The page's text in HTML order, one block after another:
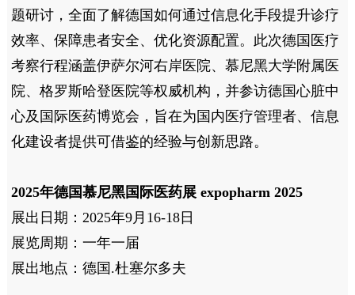
题研讨，全面了解德国如何通过信息化手段提升诊疗
效率、保障患者安全、优化资源配置。此次德国医疗
考察行程涵盖伊萨尔河右岸医院、慕尼黑大学附属医
院、格罗斯哈登医院等权威机构，并参访德国心脏中
心及国际医药博览会，旨在为国内医疗管理者、信息
化建设者提供可借鉴的经验与创新思路。
2025年德国慕尼黑国际医药展 expopharm 2025
展出日期：2025年9月16-18日
展览周期：一年一届
展出地点：德国.杜塞尔多夫